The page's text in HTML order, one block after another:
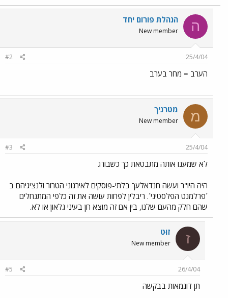
ה הנהלת פורום יחד
New member
25/4/04
#2
הערב = מחר בערב
מ מטרניך
New member
25/4/04
#3
לא שמענו אותה מתבטאת כך כשבורג
היה היו"ר ועשה חנדאלעך בלתי-פוסקים לאירגוני הטרור ולנציגיהם ב
´פרלמנט הפלסטיני´. ריבלין לפחות עושה את זה כלפי המתנחלים
שהם חלק מהעם שלנו, בין אם זה מוצא חן בעיני גלאון או לא.
ז זוּט
New member
26/4/04
#5
תן דוגמאות בבקשה